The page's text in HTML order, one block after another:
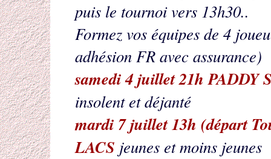
puis le tournoi vers 13h30..
Formez vos équipes de 4
adhésion FR avec assurance)
samedi 4 juillet 21h
insolent et déjanté
mardi 7 juillet 13h (départ
LACS jeunes et moins jeunes